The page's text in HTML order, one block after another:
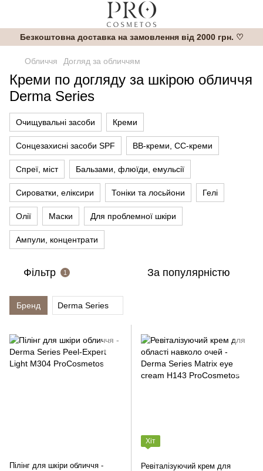
Безкоштовна доставка на замовлення від 2000 грн. ♡
Обличчя Догляд за обличчям
Креми по догляду за шкірою обличчя
Derma Series
Очищувальні засоби Креми
Сонцезахисні засоби SPF BB-креми, CC-креми
Спреї, міст Бальзами, флюїди, емульсії
Сироватки, еліксири Тоніки та лосьйони Гелі
Олії Маски Для проблемної шкіри
Ампули, концентрати
Фільтр 1 За популярністю
Бренд Derma Series
Пілінг для шкіри обличчя -
Хіт
Ревіталізуючий крем для